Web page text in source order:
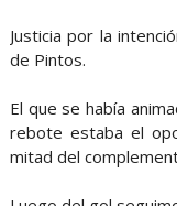
Justicia por la
de Pintos.
El que se había
rebote estaba el
mitad del